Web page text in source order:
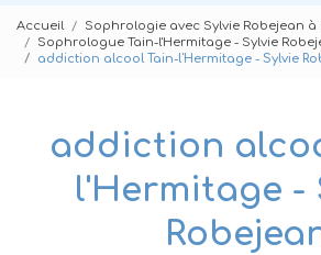
Accueil
Sophrologie avec Sylvie Robejean à
Sophrologue Tain-l'Hermitage - Sylvie
addiction alcool Tain-l'Hermitage - Sylvie
addiction
l'Hermitage -